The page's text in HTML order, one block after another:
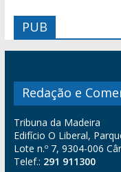
PUB
Redação e
Tribuna da Madeira
Edifício O Liberal,
Lote n.º 7, 9304-006
Telef.: 291 911300